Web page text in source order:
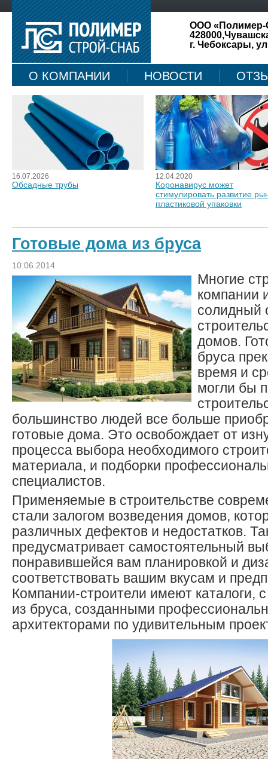
ООО «Полимер-
г. Чебоксары,
О КОМПАНИИ НОВОСТИ
КАРТА САЙТА
16.07.2026
Обсадные трубы
12.04.2020
Коронавирус может
стимулировать развитие
пластиковой упаковки
Готовые дома из бруса
10.06.2014
Многие
компании
солидный
домов.
бруса
время и
могли бы
большинство людей все больше
готовые дома. Это освобождает от
процесса выбора необходимого
материала, и подборки
специалистов.
Применяемые в строительстве
стали залогом возведения домов,
различных дефектов и недостатков.
предусматривает самостоятельный
понравившейся вам планировкой и
соответствовать вашим вкусам и
Компании-строители имеют каталоги,
из бруса, созданными
архитекторами по удивительным